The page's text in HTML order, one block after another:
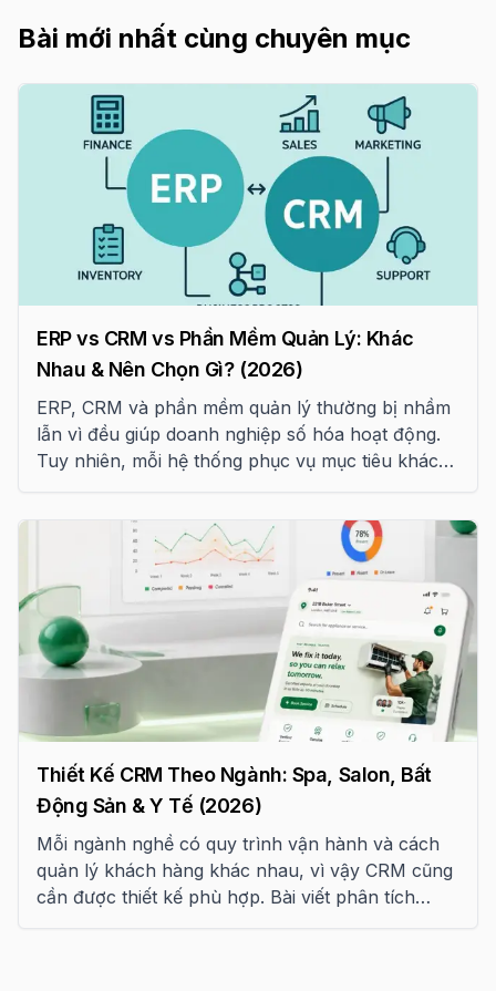
Bài mới nhất cùng chuyên mục
ERP vs CRM vs Phần Mềm Quản Lý: Khác
Nhau & Nên Chọn Gì? (2026)
ERP, CRM và phần mềm quản lý thường bị nhầm
lẫn vì đều giúp doanh nghiệp số hóa hoạt động.
Tuy nhiên, mỗi hệ thống phục vụ mục tiêu khác
chọn giải pháp phù hợp với quy mô doanh
Thiết Kế CRM Theo Ngành: Spa, Salon, Bất
Động Sản & Y Tế (2026)
Mỗi ngành nghề có quy trình vận hành và cách
quản lý khách hàng khác nhau, vì vậy CRM cũng
cần được thiết kế phù hợp. Bài viết phân tích